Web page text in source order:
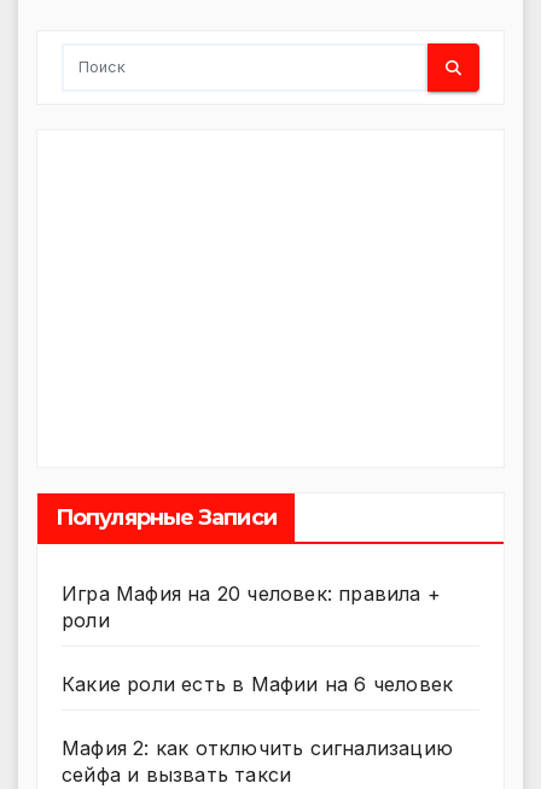
Популярные Записи
Игра Мафия на 20 человек: правила +
роли
Какие роли есть в Мафии на 6 человек
Мафия 2: как отключить сигнализацию
сейфа и вызвать такси